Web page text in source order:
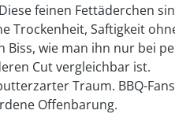
feinen Fettäderchen
Saftigkeit
wie man ihn nur bei
Cut vergleichbar ist.
Traum. BBQ-
Offenbarung.